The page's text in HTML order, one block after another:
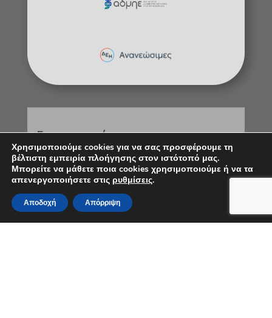
Επικοινωνία
Χρησιμοποιούμε cookies για να σας προσφέρουμε τη
βέλτιστη εμπειρία πλοήγησης στον ιστότοπό μας.
Μπορείτε να μάθετε ποια cookies χρησιμοποιούμε ή να τα
απενεργοποιήσετε στις ρυθμίσεις.
Αποδοχή Απόρριψη